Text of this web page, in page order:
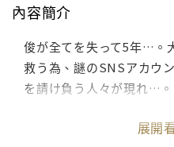
內容簡介
俊が全てを失って5年…。
救う為、謎のSNSアカウ
を請け負う人々が現れ…。
展開